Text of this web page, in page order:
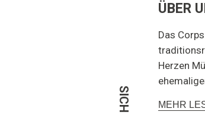
ÜBER
Das
Herzen
MEHR